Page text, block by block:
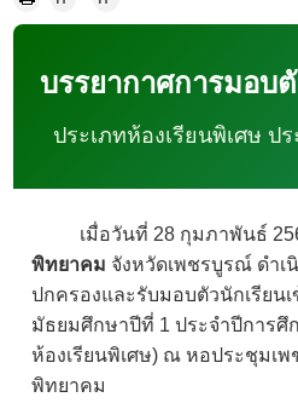
บรรยากาศการมอบ
ประเภทห้องเรียนพิเศษ ป
เมื่อวันที่ 28 กุมภาพันธ์
พิทยาคม จังหวัดเพชรบูรณ์ ดำเ
ปกครองและรับมอบตัวนักเรียน
มัธยมศึกษาปีที่ 1 ประจำปีการศึ
ห้องเรียนพิเศษ) ณ หอประชุมเพ
พิทยาคม